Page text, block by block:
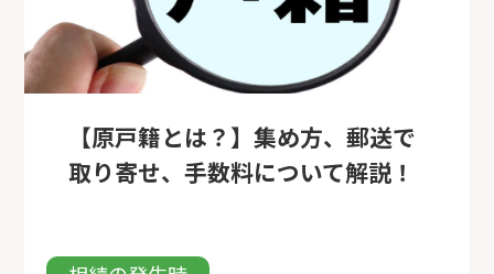
【原戸籍とは？】集め方、郵送で
取り寄せ、手数料について解説！